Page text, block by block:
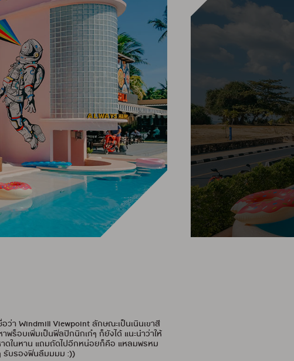
า Windmill Viewpoint ลักษณะเป็นเนินเขาสี
ร็อบเพิ่มเป็นฟีลปิกนิกเก๋ๆ ก็ยังได้ แนะนำว่าให้
าดในหาน แถมถัดไปอีกหน่อยก็คือ แหลมพรหม
รับรองฟินลืมมมม :))